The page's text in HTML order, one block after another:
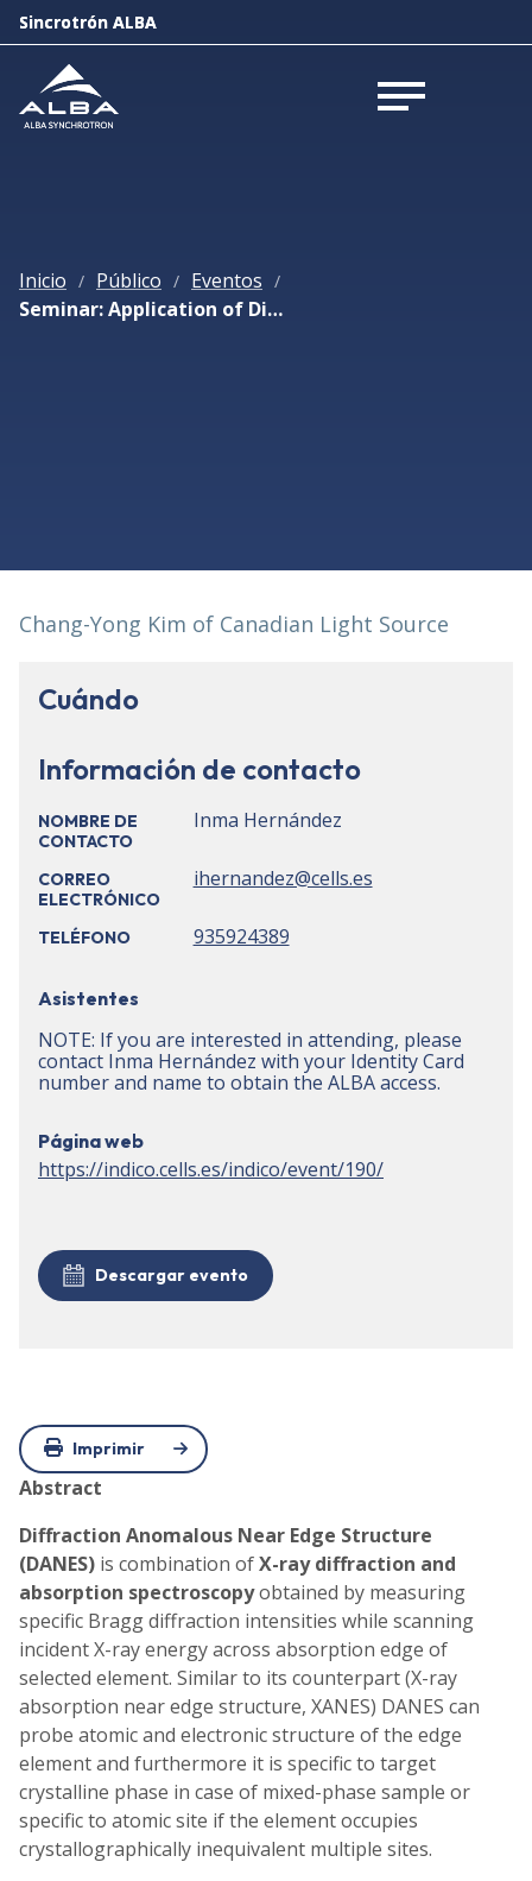
Sincrotrón ALBA
Abrir menú
Inicio / Público / Eventos /
Seminar: Application of Diffraction Anomalous Near Edge Structure (DANES)
Chang-Yong Kim of Canadian Light Source
Cuándo
Información de contacto
NOMBRE DE
CONTACTO
Inma Hernández
CORREO
ELECTRÓNICO
ihernandez@cells.es
TELÉFONO 935924389
Asistentes
NOTE: If you are interested in attending, please
contact Inma Hernández with your Identity Card
number and name to obtain the ALBA access.
Página web
https://indico.cells.es/indico/event/190/
Descargar evento
Imprimir
Abstract
Diffraction Anomalous Near Edge Structure
(DANES) is combination ofX-ray diffraction and
absorption spectroscopyobtained by measuring
specific Bragg diffraction intensities while scanning
incident X-ray energy across absorption edge of
selected element. Similar to its counterpart (X-ray
absorption near edge structure, XANES) DANES can
probe atomic and electronic structure of the edge
element and furthermore it is specific to target
crystalline phase in case of mixed-phase sample or
specific to atomic site if the element occupies
crystallographically inequivalent multiple sites.
Sincrotrón ALBA
Abrir menú